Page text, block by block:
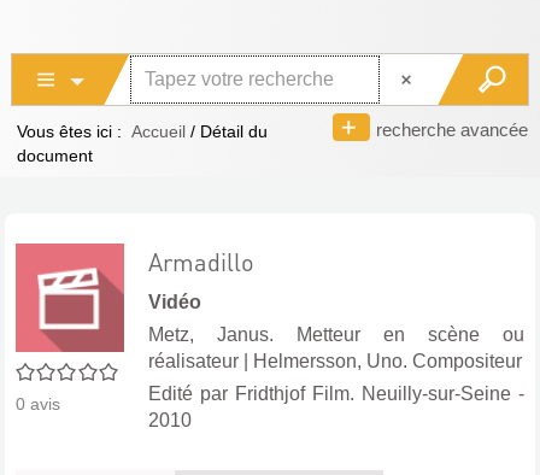
recherche avancée
Vous êtes ici : Accueil / Détail du
document
0/5
0 avis
Armadillo
Vidéo
Metz, Janus. Metteur en scène ou
réalisateur
Helmersson, Uno. Compositeur
Edité par Fridthjof Film. Neuilly-sur-Seine -
2010